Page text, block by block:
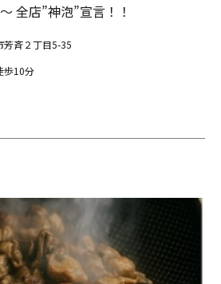
全店”神泡”宣言！！
芳斉２丁目5-35
歩10分